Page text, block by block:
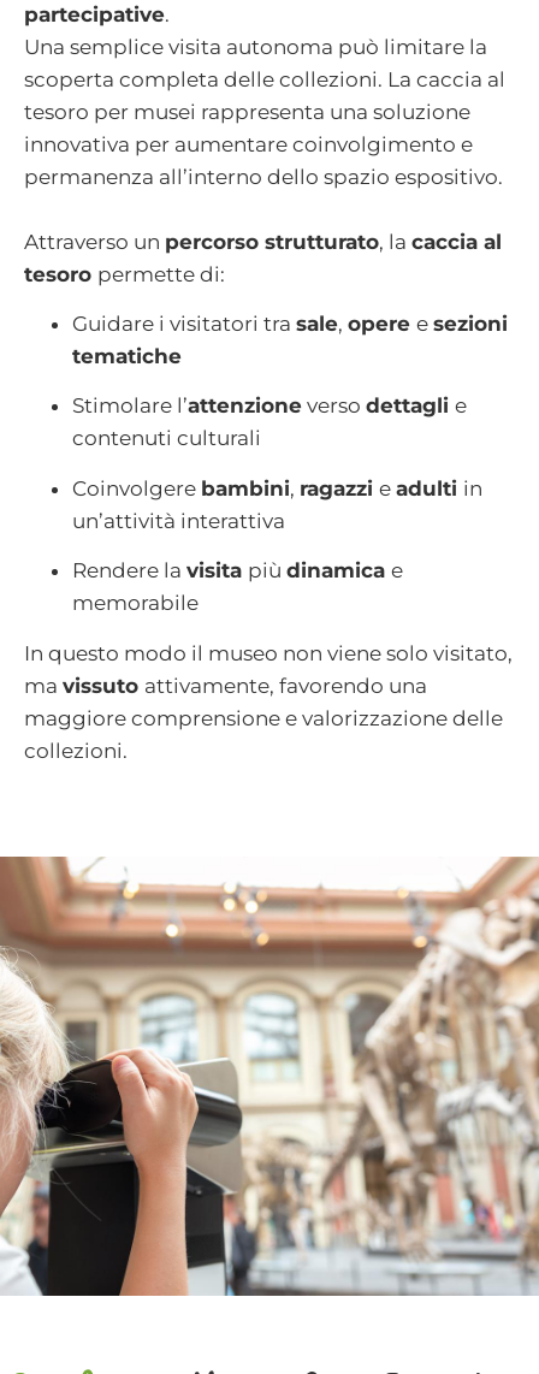
partecipative.
Una semplice visita autonoma può limitare la
scoperta completa delle collezioni. La caccia al
tesoro per musei rappresenta una soluzione
innovativa per aumentare coinvolgimento e
permanenza all’interno dello spazio espositivo.
Attraverso un percorso strutturato, la caccia al
tesoro permette di:
Guidare i visitatori tra sale, opere e sezioni
tematiche
Stimolare l’attenzione verso dettagli e
contenuti culturali
Coinvolgere bambini, ragazzi e adulti in
un’attività interattiva
Rendere la visita più dinamica e
memorabile
In questo modo il museo non viene solo visitato,
ma vissuto attivamente, favorendo una
maggiore comprensione e valorizzazione delle
collezioni.